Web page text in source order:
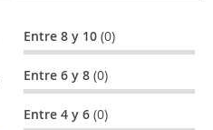
Entre 8 y 10(0)
Entre 6 y 8(0)
Entre 4 y 6(0)